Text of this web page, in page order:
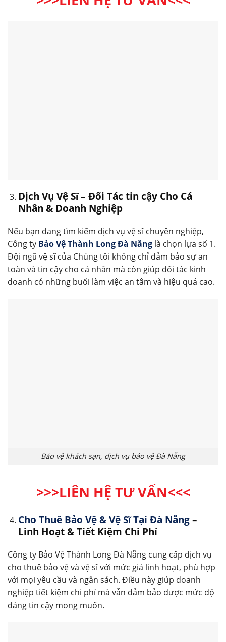
Dịch Vụ Vệ Sĩ – Đối Tác tin cậy Cho Cá
Nhân & Doanh Nghiệp
Nếu bạn đang tìm kiếm dịch vụ vệ sĩ chuyên nghiệp,
Công ty Bảo Vệ Thành Long Đà Nẵng là chọn lựa số 1.
Đội ngũ vệ sĩ của Chúng tôi không chỉ đảm bảo sự an
toàn và tin cậy cho cá nhân mà còn giúp đối tác kinh
doanh có những buổi làm việc an tâm và hiệu quả cao.
Bảo vệ khách sạn, dịch vụ bảo vệ Đà Nẵng
>>>LIÊN HỆ TƯ VẤN<<<
Cho Thuê Bảo Vệ & Vệ Sĩ Tại Đà Nẵng–
Linh Hoạt & Tiết Kiệm Chi Phí
Công ty Bảo Vệ Thành Long Đà Nẵng cung cấp dịch vụ
cho thuê bảo vệ và vệ sĩ với mức giá linh hoạt, phù hợp
với mọi yêu cầu và ngân sách. Điều này giúp doanh
nghiệp tiết kiệm chi phí mà vẫn đảm bảo được mức độ
đáng tin cậy mong muốn.